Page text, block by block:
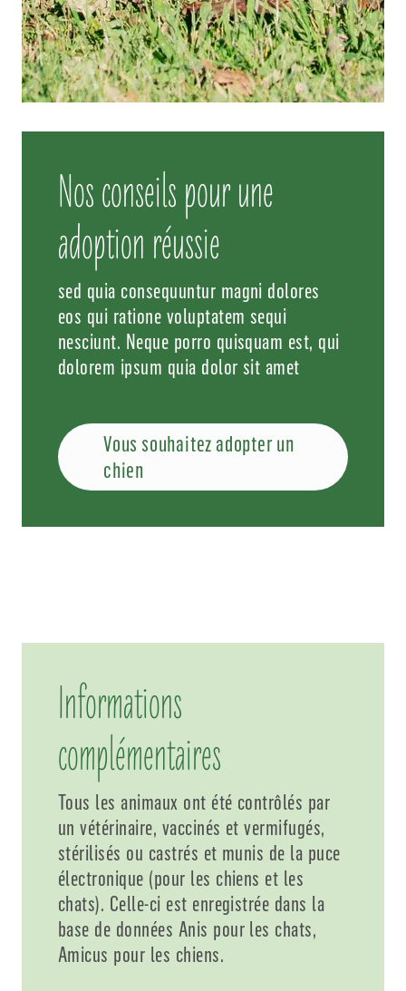
Nos conseils pour une
adoption réussie
sed quia consequuntur magni dolores
eos qui ratione voluptatem sequi
nesciunt. Neque porro quisquam est, qui
dolorem ipsum quia dolor sit amet
Vous souhaitez adopter un
chien
Informations
complémentaires
Tous les animaux ont été contrôlés par
un vétérinaire, vaccinés et vermifugés,
stérilisés ou castrés et munis de la puce
électronique (pour les chiens et les
chats). Celle-ci est enregistrée dans la
base de données Anis pour les chats,
Amicus pour les chiens.